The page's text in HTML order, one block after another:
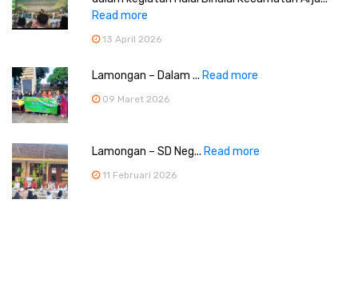
Read more
13 April 2026
Lamongan – Dalam ... Read more
09 Maret 2026
Lamongan – SD Neg... Read more
11 Februari 2026